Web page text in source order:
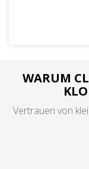
WARUM
Vertrauen von